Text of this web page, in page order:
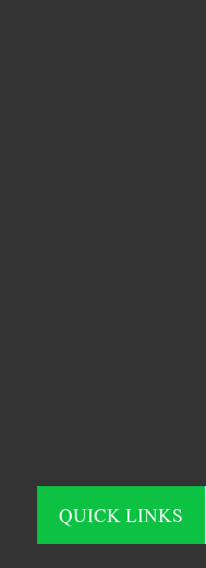
QUICK LINKS